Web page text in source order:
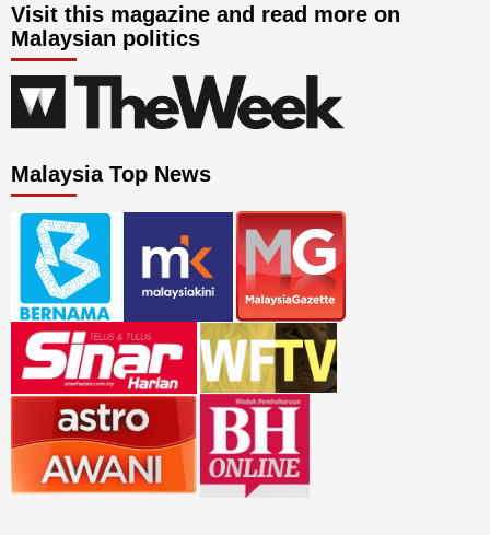
Visit this magazine and read more on
Malaysian politics
Malaysia Top News